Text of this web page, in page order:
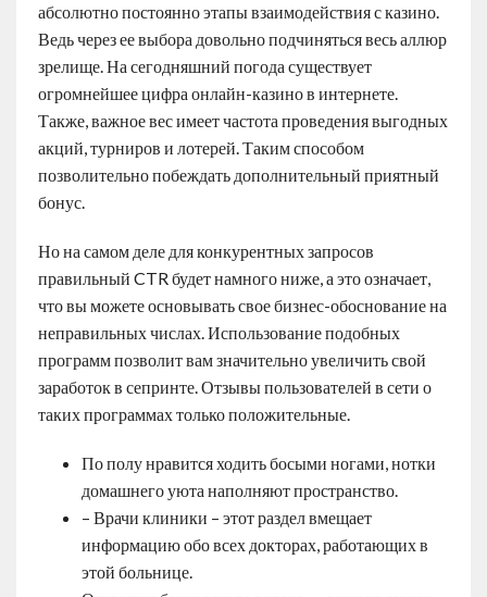
абсолютно постоянно этапы взаимодействия с казино.
Ведь через ее выбора довольно подчиняться весь аллюр
зрелище. На сегодняшний погода существует
огромнейшее цифра онлайн-казино в интернете.
Также, важное вес имеет частота проведения выгодных
акций, турниров и лотерей. Таким способом
позволительно побеждать дополнительный приятный
бонус.
Но на самом деле для конкурентных запросов
правильный CTR будет намного ниже, а это означает,
что вы можете основывать свое бизнес-обоснование на
неправильных числах. Использование подобных
программ позволит вам значительно увеличить свой
заработок в сепринте. Отзывы пользователей в сети о
таких программах только положительные.
По полу нравится ходить босыми ногами, нотки
домашнего уюта наполняют пространство.
– Врачи клиники – этот раздел вмещает
информацию обо всех докторах, работающих в
этой больнице.